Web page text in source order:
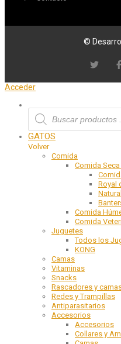
©
Acceder
GATOS
Volver
Comida
Comida
Royal
Comida
Comida
Juguetes
Todos los
KONG
Camas
Vitaminas
Snacks
Rascadores y
Redes y Trampillas
Antiparasitarios
Accesorios
Accesorios
Collares y